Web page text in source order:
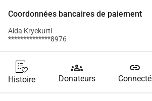
Coordonnées bancaires de paiement
Aida Kryekurti
**************8976
Histoire
groups
Donateurs
link
Connecté